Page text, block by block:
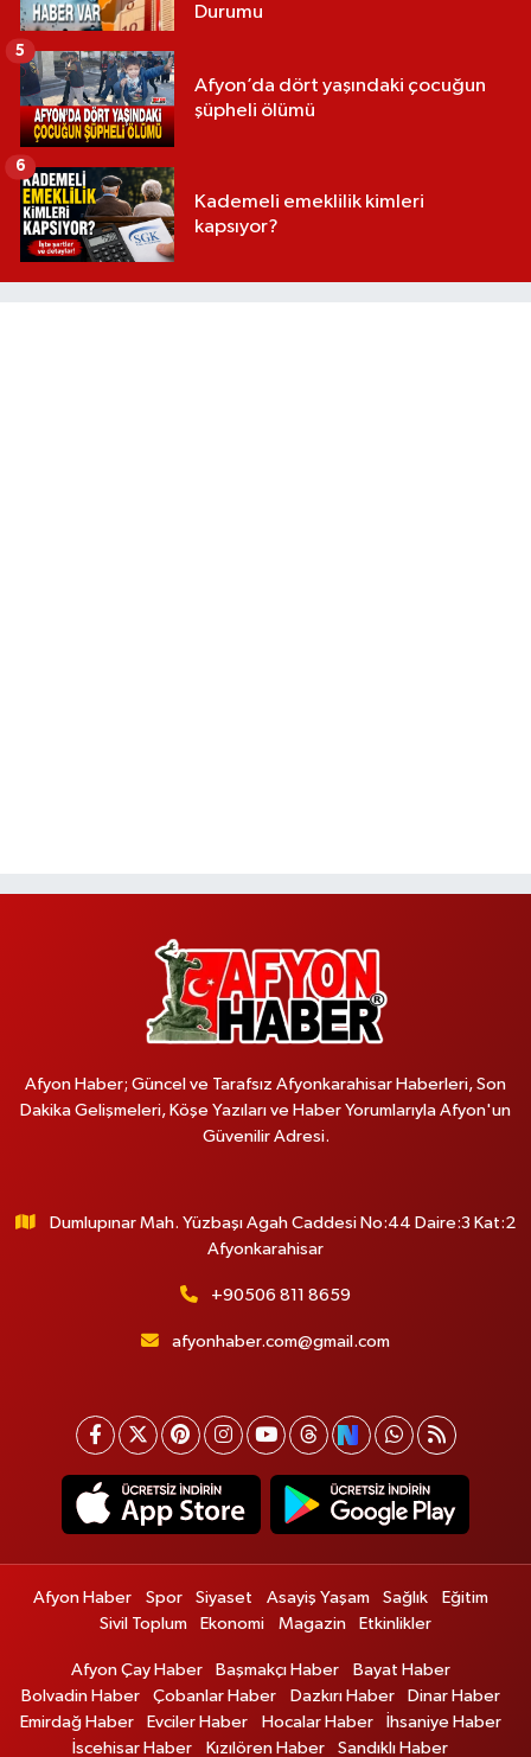
Durumu
Afyon’da dört yaşındaki çocuğun
şüpheli ölümü
5
Kademeli emeklilik kimleri
kapsıyor?
6
Afyon Haber; Güncel ve Tarafsız Afyonkarahisar Haberleri, Son
Dakika Gelişmeleri, Köşe Yazıları ve Haber Yorumlarıyla Afyon'un
Güvenilir Adresi.
Dumlupınar Mah. Yüzbaşı Agah Caddesi No:44 Daire:3 Kat:2
Afyonkarahisar
+90506 811 8659
afyonhaber.com@gmail.com
Afyon Haber Spor Siyaset Asayiş Yaşam Sağlık
Eğitim
Sivil Toplum
Ekonomi Magazin Etkinlikler
Afyon Çay Haber Başmakçı Haber
Bayat Haber
Bolvadin Haber
Çobanlar Haber Dazkırı Haber
Dinar Haber
Emirdağ Haber
Evciler Haber Hocalar Haber
İhsaniye Haber
İscehisar Haber
Kızılören Haber Sandıklı Haber